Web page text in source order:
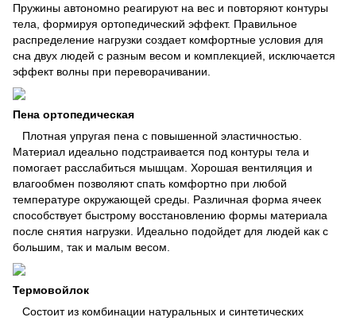
Пружины автономно реагируют на вес и повторяют контуры
тела, формируя ортопедический эффект. Правильное
распределение нагрузки создает комфортные условия для
сна двух людей с разным весом и комплекцией, исключается
эффект волны при переворачивании.
Пена ортопедическая
Плотная упругая пена с повышенной эластичностью.
Материал идеально подстраивается под контуры тела и
помогает расслабиться мышцам. Хорошая вентиляция и
влагообмен позволяют спать комфортно при любой
температуре окружающей среды. Различная форма ячеек
способствует быстрому восстановлению формы материала
после снятия нагрузки. Идеально подойдет для людей как с
большим, так и малым весом.
Термовойлок
Состоит из комбинации натуральных и синтетических